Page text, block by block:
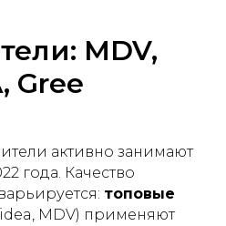
MDV,
Gree
активно занимают
года. Качество
топовые
MDV) применяют